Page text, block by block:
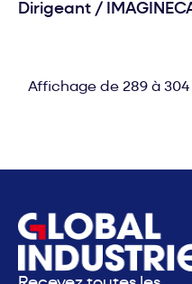
Dirigeant /
Affichage de 289 à 304